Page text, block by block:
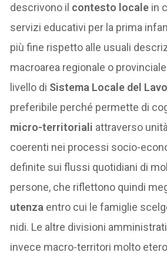
descrivono il contesto locale in
servizi educativi per la prima
più fine rispetto alle usuali
macroarea regionale o
livello di Sistema Locale del
preferibile perché permette di
micro-territoriali attraverso
coerenti nei processi socio-
definite sui flussi quotidiani di
persone, che riflettono quindi
utenza entro cui le famiglie
nidi. Le altre divisioni
invece macro-territori molto